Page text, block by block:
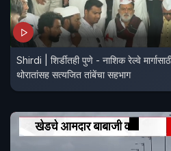
Shirdi | शिर्डीतही पुणे - नाशिक रेल्वे
थोरातांसह सत्यजित तांबेंचा सहभाग